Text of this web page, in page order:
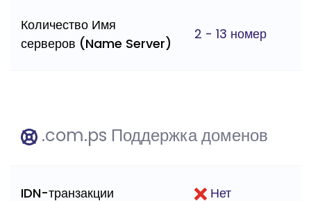
Количество Имя
серверов (Name Server)
2 - 13 номер
.com.ps Поддержка доменов
IDN-транзакции Нет